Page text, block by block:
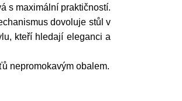
s maximální praktičností.
dovoluje stůl v
kteří hledají eleganci a
nepromokavým obalem.